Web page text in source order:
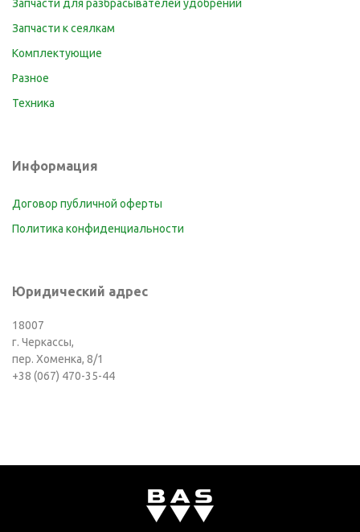
Запчасти для разбрасывателей удобрений
Запчасти к сеялкам
Комплектующие
Разное
Техника
Информация
Договор публичной оферты
Политика конфиденциальности
Юридический адрес
18007
г. Черкассы,
пер. Хоменка, 8/1
+38 (067) 470-35-44